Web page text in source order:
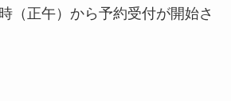
（正午）から予約受付が開始さ